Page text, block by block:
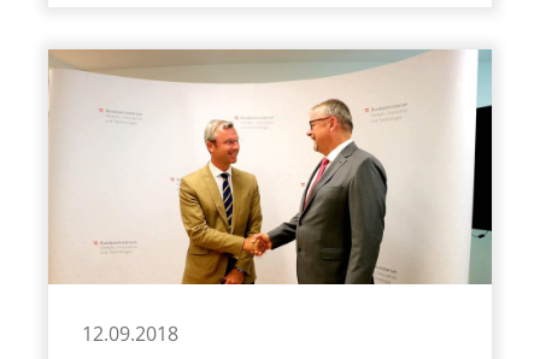
12.09.2018